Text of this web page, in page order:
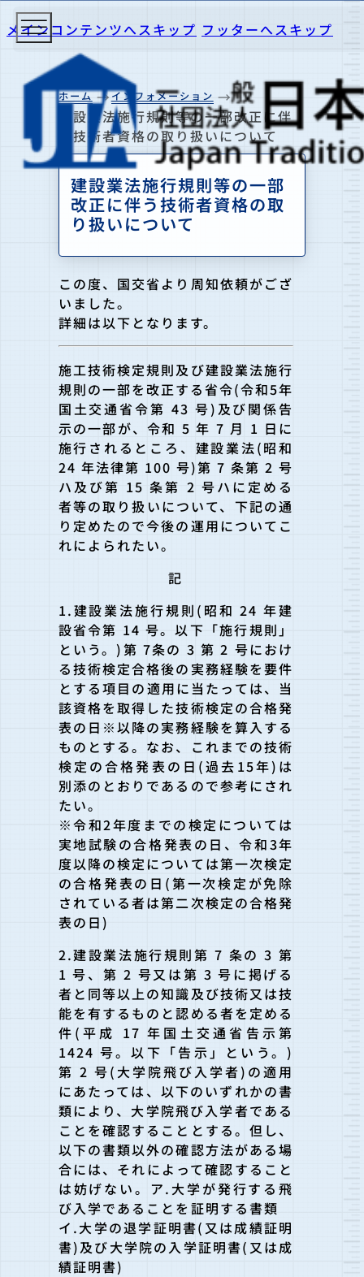
メインコンテンツへスキップ フッターへスキップ
ホーム インフォメーション
建設業法施行規則等の一部改正に伴
う技術者資格の取り扱いについて
建設業法施行規則等の一部
改正に伴う技術者資格の取
り扱いについて
この度、国交省より周知依頼がござ
いました。
詳細は以下となります。
施工技術検定規則及び建設業法施行
規則の一部を改正する省令(令和5年
国土交通省令第 43 号)及び関係告
示の一部が、令和 5 年 7 月 1 日に
施行されるところ、建設業法(昭和
24 年法律第 100 号)第 7 条第 2 号
ハ及び第 15 条第 2 号ハに定める
者等の取り扱いについて、下記の通
り定めたので今後の運用についてこ
れによられたい。
記
1.建設業法施行規則(昭和 24 年建
設省令第 14 号。以下「施行規則」
という。)第 7条の 3 第 2 号におけ
る技術検定合格後の実務経験を要件
とする項目の適用に当たっては、当
該資格を取得した技術検定の合格発
表の日※以降の実務経験を算入する
ものとする。なお、これまでの技術
検定の合格発表の日(過去15年)は
別添のとおりであるので参考にされ
たい。
※令和2年度までの検定については
実地試験の合格発表の日、令和3年
度以降の検定については第一次検定
の合格発表の日(第一次検定が免除
されている者は第二次検定の合格発
表の日)
2.建設業法施行規則第 7 条の 3 第
1 号、第 2 号又は第 3 号に掲げる
者と同等以上の知識及び技術又は技
能を有するものと認める者を定める
件(平成 17 年国土交通省告示第
1424 号。以下「告示」という。)
第 2 号(大学院飛び入学者)の適用
にあたっては、以下のいずれかの書
類により、大学院飛び入学者である
ことを確認することとする。但し、
以下の書類以外の確認方法がある場
合には、それによって確認すること
は妨げない。ア.大学が発行する飛
び入学であることを証明する書類
イ.大学の退学証明書(又は成績証明
書)及び大学院の入学証明書(又は成
績証明書)